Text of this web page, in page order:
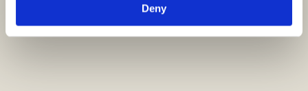
Deny